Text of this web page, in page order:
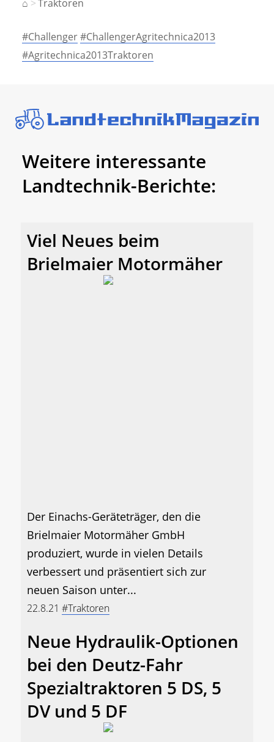
⌂ Traktoren
#Challenger#ChallengerAgritechnica2013
#Agritechnica2013Traktoren
Weitere interessante
Landtechnik-Berichte:
Viel Neues beim
Brielmaier Motormäher
Der Einachs-Geräteträger, den die
Brielmaier Motormäher GmbH
produziert, wurde in vielen Details
verbessert und präsentiert sich zur
neuen Saison unter...
22.8.21 #Traktoren
Neue Hydraulik-Optionen
bei den Deutz-Fahr
Spezialtraktoren 5 DS, 5
DV und 5 DF